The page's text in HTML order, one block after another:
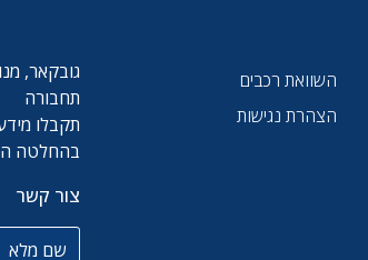
השוואת רכבים
הצהרת נגישות
גובקאר,
תחבורה
תקבלו
בהחלטה
צור קשר